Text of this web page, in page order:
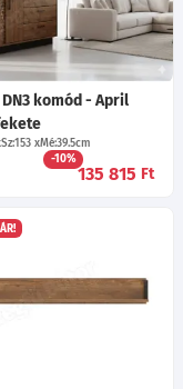
komód - April
Sz:153 Mé:39.5cm
-10%
135 815 Ft